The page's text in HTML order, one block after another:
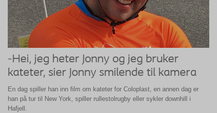
-Hei, jeg heter Jonny og jeg bruker
kateter, sier Jonny smilende til kamera
En dag spiller han inn film om kateter for Coloplast, en annen dag er
han på tur til New York, spiller rullestolrugby eller sykler downhill i
Hafjell.